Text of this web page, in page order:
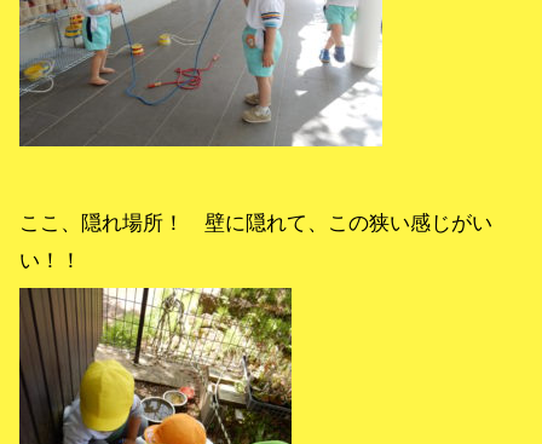
ここ、隠れ場所！ 壁に隠れて、この狭い感じがい
い！！